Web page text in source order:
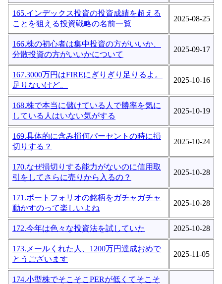
165.インデックス投資の投資成績を超える
ことを狙える投資戦略の名前一覧
2025-08-25
166.株の初心者は集中投資の方がいいか、
分散投資の方がいいかについて
2025-09-17
167.3000万円はFIREにぎりぎり足りるよ。
足りないけど。
2025-10-16
168.株で本当に儲けている人で勝率を気に
している人はいない気がする
2025-10-19
169.具体的に含み損何パーセントの時に損
切りする？
2025-10-24
170.なぜ損切りする能力がないのに信用取
引をしてさらに売りから入るの？
2025-10-28
171.ポートフォリオの銘柄をガチャガチャ
動かすのって楽しいよね
2025-10-28
172.今年は色々な投資法を試していた 2025-10-28
173.メールくれた人、1200万円達成おめで
とうございます
2025-11-05
174.小型株でそこそこPERが低くてそこそ